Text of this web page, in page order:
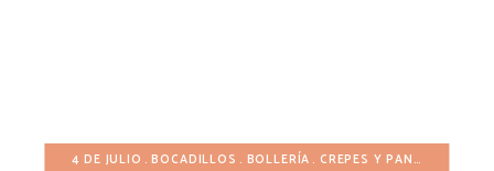
4 DE JULIO BOCADILLOS BOLLERÍA CREPES Y PANQUEQUES